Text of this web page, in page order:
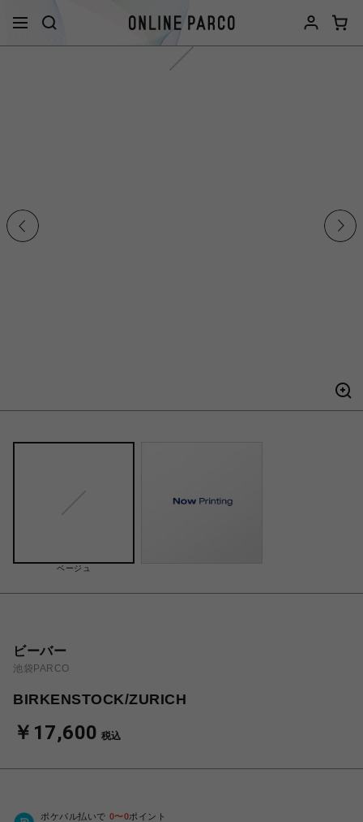
ベージュ
ビーバー
池袋PARCO
BIRKENSTOCK/ZURICH
￥17,600 税込
ポケパル払いで 0〜0ポイント